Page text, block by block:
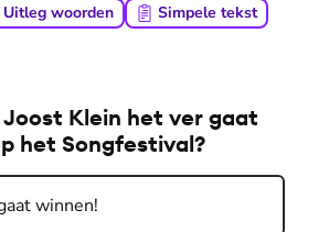
Uitleg woorden Simpele tekst
Klein het ver gaat
het Songfestival?
winnen!